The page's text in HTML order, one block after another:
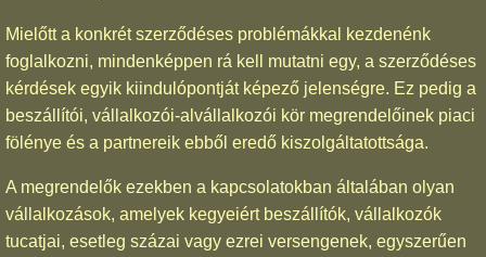
Mielőtt a konkrét szerződéses problémákkal kezdenénk
foglalkozni, mindenképpen rá kell mutatni egy, a szerződéses
kérdések egyik kiindulópontját képező jelenségre. Ez pedig a
beszállítói, vállalkozói-alvállalkozói kör megrendelőinek piaci
fölénye és a partnereik ebből eredő kiszolgáltatottsága.
A megrendelők ezekben a kapcsolatokban általában olyan
vállalkozások, amelyek kegyeiért beszállítók, vállalkozók
tucatjai, esetleg százai vagy ezrei versengenek, egyszerűen